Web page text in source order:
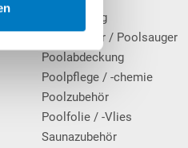
Poolheizung
Poolroboter / Poolsauger
Poolabdeckung
Poolpflege / -chemie
Poolzubehör
Poolfolie / -Vlies
Saunazubehör